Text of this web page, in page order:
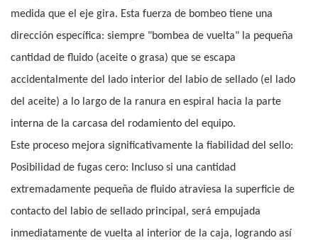
medida que el eje gira. Esta fuerza de bombeo tiene una
dirección específica: siempre "bombea de vuelta" la pequeña
cantidad de fluido (aceite o grasa) que se escapa
accidentalmente del lado interior del labio de sellado (el lado
del aceite) a lo largo de la ranura en espiral hacia la parte
interna de la carcasa del rodamiento del equipo.
Este proceso mejora significativamente la fiabilidad del sello:
Posibilidad de fugas cero: Incluso si una cantidad
extremadamente pequeña de fluido atraviesa la superficie de
contacto del labio de sellado principal, será empujada
inmediatamente de vuelta al interior de la caja, logrando así